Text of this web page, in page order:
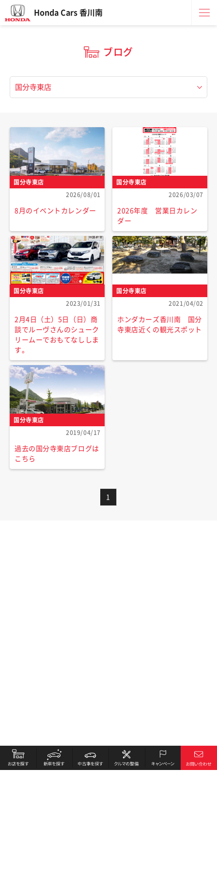
Honda Cars 香川南
ブログ
国分寺東店
2026/08/01
8月のイベントカレンダー
国分寺東店
2026/03/07
2026年度 営業日カレン
ダー
国分寺東店
2023/01/31
2月4日（土）5日（日）商
談でルーヴさんのシューク
リームーでおもてなししま
す。
国分寺東店
2021/04/02
ホンダカーズ香川南 国分
寺東店近くの観光スポット
国分寺東店
2019/04/17
過去の国分寺東店ブログは
こちら
1